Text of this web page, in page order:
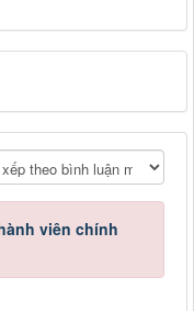
viên chính